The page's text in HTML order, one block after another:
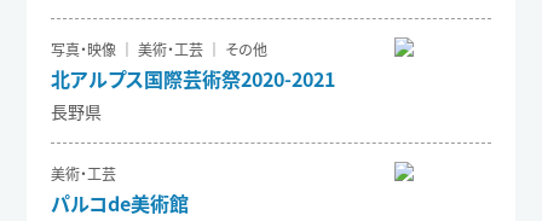
写真・映像 ｜ 美術・工芸 ｜ その他
北アルプス国際芸術祭2020-2021
長野県
美術・工芸
パルコde美術館